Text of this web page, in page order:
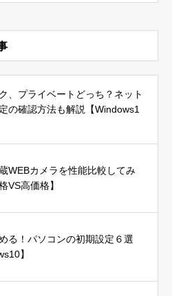
、プライベートどっち？ネット
の確認方法も解説【Windows1
WEBカメラを性能比較してみ
VS高価格】
る！パソコンの初期設定６選
】